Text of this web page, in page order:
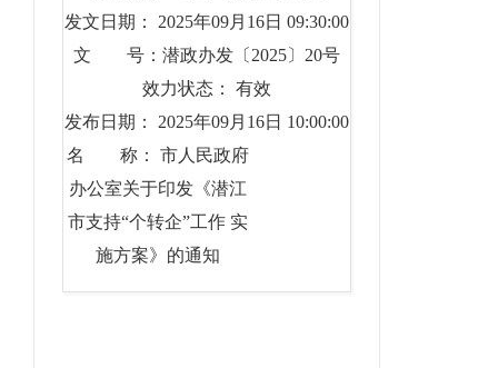
发文日期： 2025年09月16日 09:30:00
文 号：潜政办发〔2025〕20号
效力状态： 有效
发布日期： 2025年09月16日 10:00:00
名 称： 市人民政府
办公室关于印发《潜江
市支持“个转企”工作 实
施方案》的通知